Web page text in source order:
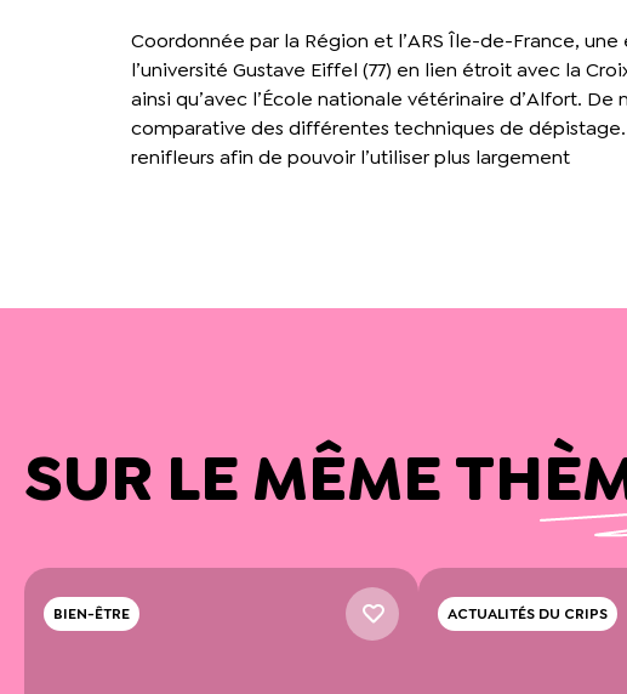
Coordonnée par la Région et l’ARS Île-de-France,
l’université Gustave Eiffel (77) en lien étroit avec la
ainsi qu’avec l’École nationale vétérinaire d’Alfort.
comparative des différentes techniques de dépistage.
renifleurs afin de pouvoir l’utiliser plus largement
SUR LE MÊME
BIEN-ÊTRE ACTUALITÉS DU CRIPS